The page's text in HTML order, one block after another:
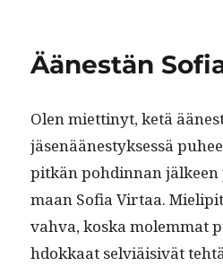
Äänestän
Olen miet­tinyt, ketä
jäsenäänestyk­sessä
pitkän pohdin­nan
maan Sofia Vir­taa.
vah­va, kos­ka molem­mat
hdokkaat selviäi­sivät